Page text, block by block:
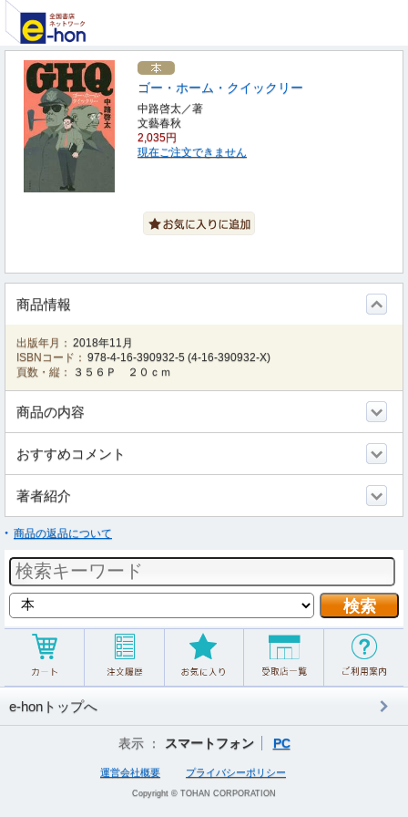
ゴー・ホーム・クイックリー
中路啓太／著
文藝春秋
2,035円
現在ご注文できません
商品情報
出版年月： 2018年11月
ISBNコード： 978-4-16-390932-5 (4-16-390932-X)
頁数・縦：
３５６Ｐ ２０ｃｍ
商品の内容
おすすめコメント
著者紹介
商品の返品について
e-honトップへ
表示 ： スマートフォン PC
運営会社概要 プライバシーポリシー
Copyright © TOHAN CORPORATION